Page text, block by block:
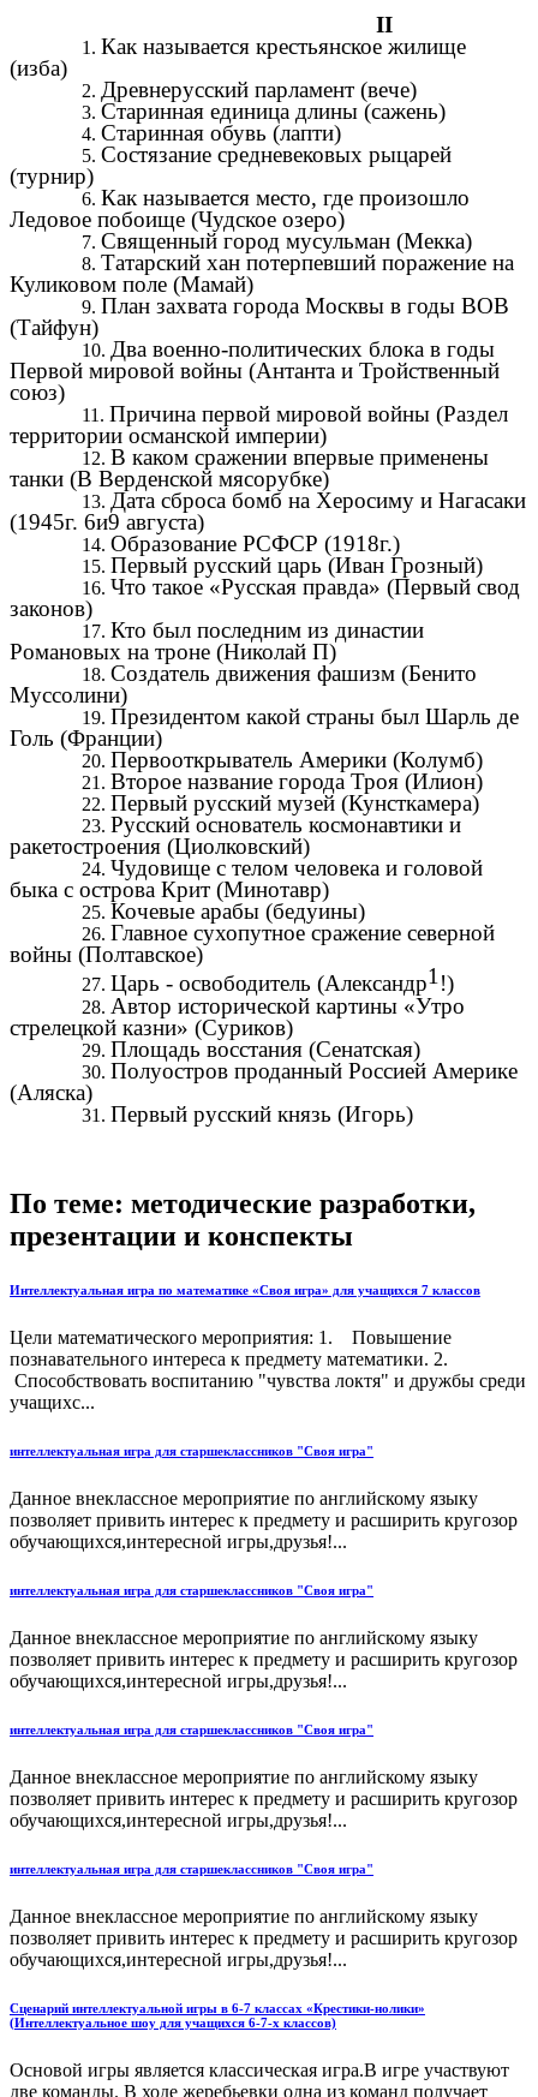
II
Как называется крестьянское жилище
(изба)
Древнерусский парламент (вече)
Старинная единица длины (сажень)
Старинная обувь (лапти)
Состязание средневековых рыцарей
(турнир)
Как называется место, где произошло
Ледовое побоище (Чудское озеро)
Священный город мусульман (Мекка)
Татарский хан потерпевший поражение на
Куликовом поле (Мамай)
План захвата города Москвы в годы ВОВ
(Тайфун)
Два военно-политических блока в годы
Первой мировой войны (Антанта и Тройственный
союз)
Причина первой мировой войны (Раздел
территории османской империи)
В каком сражении впервые применены
танки (В Верденской мясорубке)
Дата сброса бомб на Херосиму и Нагасаки
(1945г. 6и9 августа)
Образование РСФСР (1918г.)
Первый русский царь (Иван Грозный)
Что такое «Русская правда» (Первый свод
законов)
Кто был последним из династии
Романовых на троне (Николай П)
Создатель движения фашизм (Бенито
Муссолини)
Президентом какой страны был Шарль де
Голь (Франции)
Первооткрыватель Америки (Колумб)
Второе название города Троя (Илион)
Первый русский музей (Кунсткамера)
Русский основатель космонавтики и
ракетостроения (Циолковский)
Чудовище с телом человека и головой
быка с острова Крит (Минотавр)
Кочевые арабы (бедуины)
Главное сухопутное сражение северной
войны (Полтавское)
Царь - освободитель (Александр1!)
Автор исторической картины «Утро
стрелецкой казни» (Суриков)
Площадь восстания (Сенатская)
Полуостров проданный Россией Америке
(Аляска)
Первый русский князь (Игорь)
По теме: методические разработки,
презентации и конспекты
Интеллектуальная игра по математике «Своя игра» для учащихся 7 классов
Цели математического мероприятия: 1. Повышение
познавательного интереса к предмету математики. 2.
Способствовать воспитанию "чувства локтя" и дружбы среди
учащихс...
интеллектуальная игра для старшеклассников "Своя игра"
Данное внеклассное мероприятие по английскому языку
позволяет привить интерес к предмету и расширить кругозор
обучающихся,интересной игры,друзья!...
интеллектуальная игра для старшеклассников "Своя игра"
Данное внеклассное мероприятие по английскому языку
позволяет привить интерес к предмету и расширить кругозор
обучающихся,интересной игры,друзья!...
интеллектуальная игра для старшеклассников "Своя игра"
Данное внеклассное мероприятие по английскому языку
позволяет привить интерес к предмету и расширить кругозор
обучающихся,интересной игры,друзья!...
интеллектуальная игра для старшеклассников "Своя игра"
Данное внеклассное мероприятие по английскому языку
позволяет привить интерес к предмету и расширить кругозор
обучающихся,интересной игры,друзья!...
Сценарий интеллектуальной игры в 6-7 классах «Крестики-нолики»
(Интеллектуальное шоу для учащихся 6-7-х классов)
Основой игры является классическая игра.В игре участвуют
две команды. В ходе жеребьевки одна из команд получает